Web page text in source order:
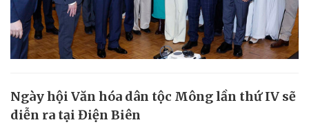
Ngày hội Văn hóa dân tộc Mông lần thứ IV sẽ
diễn ra tại Điện Biên